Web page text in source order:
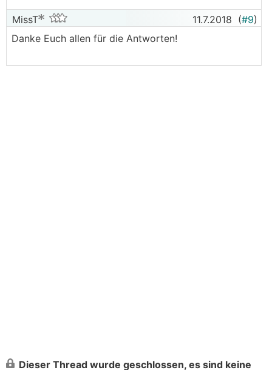
MissT 11.7.2018 (#9)
Danke Euch allen für die Antworten!
Dieser Thread wurde geschlossen, es sind keine